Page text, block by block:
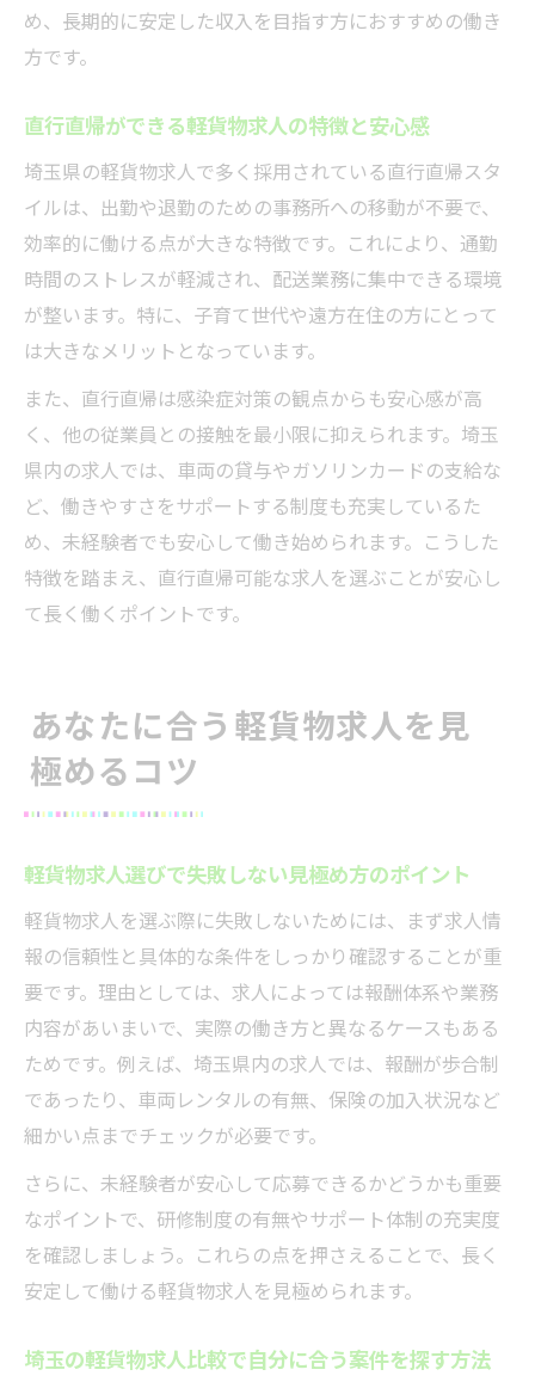
め、長期的に安定した収入を目指す方におすすめの働き
方です。
直行直帰ができる軽貨物求人の特徴と安心感
埼玉県の軽貨物求人で多く採用されている直行直帰スタ
イルは、出勤や退勤のための事務所への移動が不要で、
効率的に働ける点が大きな特徴です。これにより、通勤
時間のストレスが軽減され、配送業務に集中できる環境
が整います。特に、子育て世代や遠方在住の方にとって
は大きなメリットとなっています。
また、直行直帰は感染症対策の観点からも安心感が高
く、他の従業員との接触を最小限に抑えられます。埼玉
県内の求人では、車両の貸与やガソリンカードの支給な
ど、働きやすさをサポートする制度も充実しているた
め、未経験者でも安心して働き始められます。こうした
特徴を踏まえ、直行直帰可能な求人を選ぶことが安心し
て長く働くポイントです。
あなたに合う軽貨物求人を見
極めるコツ
軽貨物求人選びで失敗しない見極め方のポイント
軽貨物求人を選ぶ際に失敗しないためには、まず求人情
報の信頼性と具体的な条件をしっかり確認することが重
要です。理由としては、求人によっては報酬体系や業務
内容があいまいで、実際の働き方と異なるケースもある
ためです。例えば、埼玉県内の求人では、報酬が歩合制
であったり、車両レンタルの有無、保険の加入状況など
細かい点までチェックが必要です。
さらに、未経験者が安心して応募できるかどうかも重要
なポイントで、研修制度の有無やサポート体制の充実度
を確認しましょう。これらの点を押さえることで、長く
安定して働ける軽貨物求人を見極められます。
埼玉の軽貨物求人比較で自分に合う案件を探す方法